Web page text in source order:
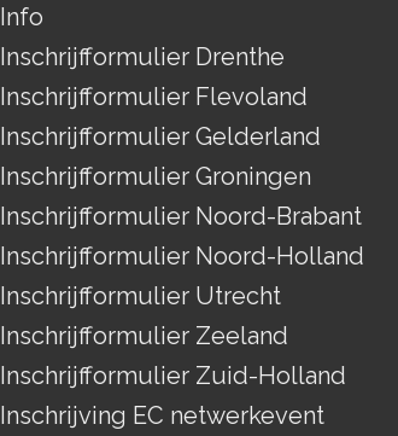
Info
Inschrijfformulier Drenthe
Inschrijfformulier Flevoland
Inschrijfformulier Gelderland
Inschrijfformulier Groningen
Inschrijfformulier Noord-Brabant
Inschrijfformulier Noord-Holland
Inschrijfformulier Utrecht
Inschrijfformulier Zeeland
Inschrijfformulier Zuid-Holland
Inschrijving EC netwerkevent